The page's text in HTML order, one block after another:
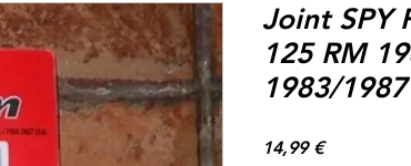
Joint SPY
125 RM
1983/
14,99 €Prix